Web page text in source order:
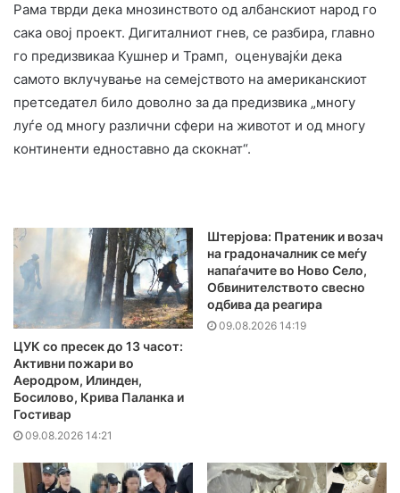
Рама тврди дека мнозинството од албанскиот народ го
сака овој проект. Дигиталниот гнев, се разбира, главно
го предизвикаа Кушнер и Трамп, оценувајќи дека
самото вклучување на семејството на американскиот
претседател било доволно за да предизвика „многу
луѓе од многу различни сфери на животот и од многу
континенти едноставно да скокнат“.
ЦУК со пресек до 13 часот:
Активни пожари во
Аеродром, Илинден,
Босилово, Крива Паланка и
Гостивар
09.08.2026 14:21
Штерјова: Пратеник и возач
на градоначалник се меѓу
напаѓачите во Ново Село,
Обвинителството свесно
одбива да реагира
09.08.2026 14:19